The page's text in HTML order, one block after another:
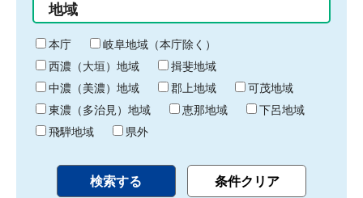
り
終
わ
り
地域
本庁
岐阜地域（本庁除く）
西濃（大垣）地域
揖斐地域
中濃（美濃）地域
郡上地域
可茂地域
東濃（多治見）地域
恵那地域
下呂地域
飛騨地域
県外